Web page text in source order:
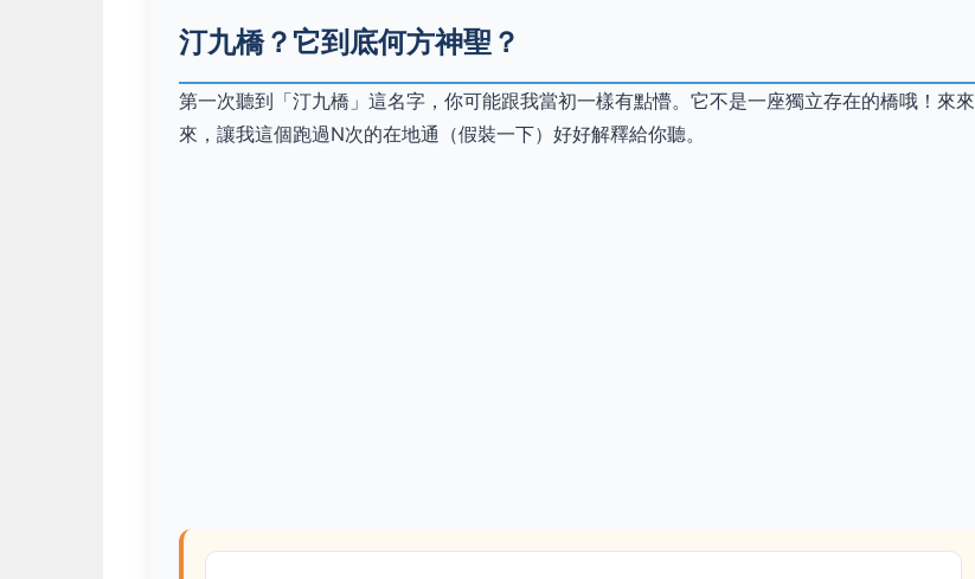
汀九橋？它到底何方神聖？
第一次聽到「汀九橋」這名字，你可能跟我當初一樣有點懵。它不是一座獨立存在的橋哦！來來
來，讓我這個跑過N次的在地通（假裝一下）好好解釋給你聽。